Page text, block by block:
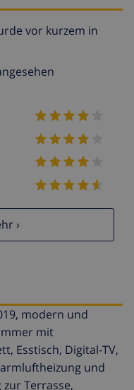
vor kurzem in
›
modern und
mit
Esstisch, Digital-TV,
und
Terrasse,